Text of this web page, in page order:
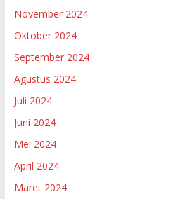
November 2024
Oktober 2024
September 2024
Agustus 2024
Juli 2024
Juni 2024
Mei 2024
April 2024
Maret 2024